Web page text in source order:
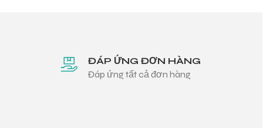
ĐÁP ỨNG ĐƠN HÀNG
Đáp ứng tất cả đơn hàng